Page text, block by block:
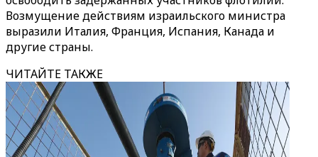
Возмущение действиям израильского министра
выразили Италия, Франция, Испания, Канада и
другие страны.
ЧИТАЙТЕ ТАКЖЕ